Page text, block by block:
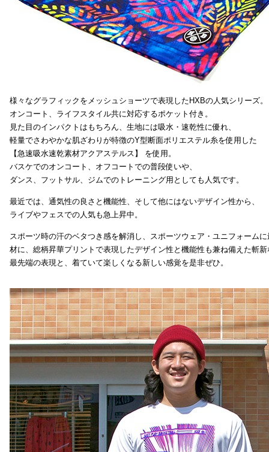
様々なグラフィックをメッシュショーツで表現したHXBの人気シリーズ。
オンコート、ライフスタイル共に対応するポケット付き。
見た目のインパクトはもちろん、生地には吸水・速乾性に優れ、
軽量でさわやかな肌ざわりが特徴のY型断面ポリエステル糸を使用した
【急速吸水速乾素材アクアステルス】 を使用。
バスケでのオンコート、オフコートでの普段使いや、
ダンス、フットサル、ジムでのトレーニング用としても人気です。
最近では、通気性の良さと機能性、そして他にはないデザイン性から、
ライブやフェスでの人気も急上昇中。
スポーツ時の汗のベタつき感を解消し、スポーツウェア・ユニフォーム
材に、総柄昇華プリントで表現したデザイン性と機能性も兼ね備えた斬
最先端の表現と、着ていて楽しくなる新しい感覚を是非ぜひ。